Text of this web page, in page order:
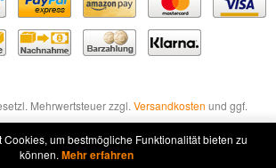
Mehrwertsteuer zzgl. Versandkosten und ggf.
wenn nicht anders beschrieben
Widerruf erklären
Cookies, um bestmögliche Funktionalität bieten zu
können. Mehr erfahren